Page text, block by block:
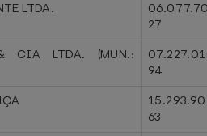
LTDA.
27
CIA LTDA. (MUN.:
94
63